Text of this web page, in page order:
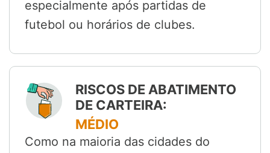
especialmente após partidas de
futebol ou horários de clubes.
RISCOS DE ABATIMENTO
DE CARTEIRA:
MÉDIO
Como na maioria das cidades do